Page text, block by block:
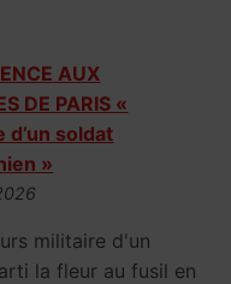
AUX
DE PARIS «
d’un soldat
»
militaire d'un
la fleur au fusil en